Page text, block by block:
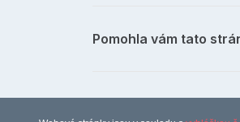
Pomohla vám tato